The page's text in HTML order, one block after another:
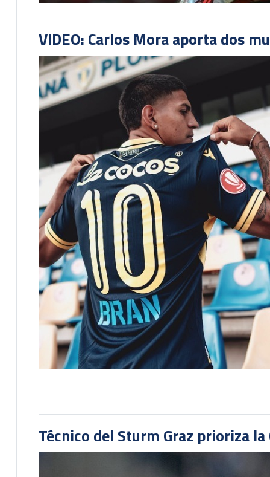
VIDEO: Carlos Mora aporta dos
Técnico del Sturm Graz prioriza